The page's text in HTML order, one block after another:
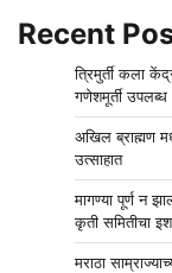
Recent
त्रिमुर्ती कला
गणेशमूर्ती उपलब्ध
अखिल ब्राह्मण
उत्साहात
मागण्या पूर्ण न
कृती समितीचा
मराठा